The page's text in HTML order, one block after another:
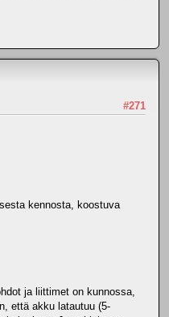
#271
kennosta, koostuva
ja liittimet on kunnossa,
että akku latautuu (5-